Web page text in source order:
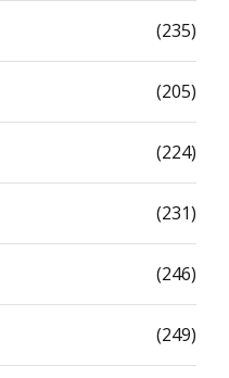
(235)
(205)
(224)
(231)
(246)
(249)